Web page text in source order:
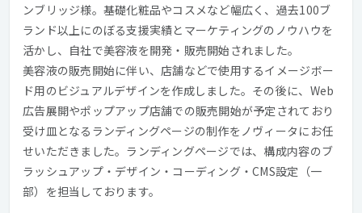
ンブリッジ様。基礎化粧品やコスメなど幅広く、過去100ブ
ランド以上にのぼる支援実績とマーケティングのノウハウを
活かし、自社で美容液を開発・販売開始されました。
美容液の販売開始に伴い、店舗などで使用するイメージボー
ド用のビジュアルデザインを作成しました。その後に、Web
広告展開やポップアップ店舗での販売開始が予定されており
受け皿となるランディングページの制作をノヴィータにお任
せいただきました。ランディングページでは、構成内容のブ
ラッシュアップ・デザイン・コーディング・CMS設定（一
部）を担当しております。